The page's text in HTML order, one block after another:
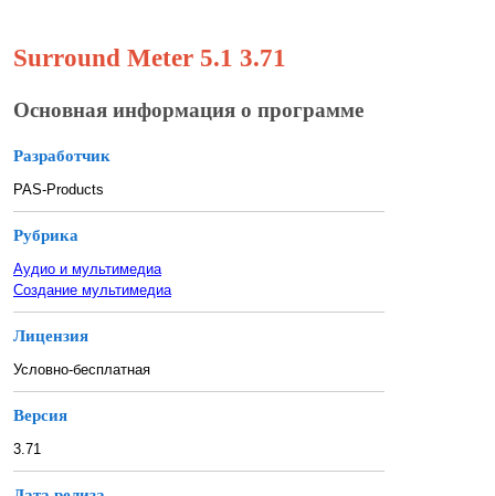
Surround Meter 5.1 3.71
Основная информация о программе
Разработчик
PAS-Products
Рубрика
Аудио и мультимедиа
Создание мультимедиа
Лицензия
Условно-бесплатная
Версия
3.71